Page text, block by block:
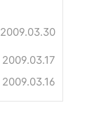
2009.03.30
2009.03.17
2009.03.16